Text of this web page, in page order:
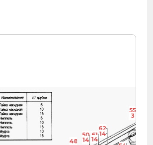
55
50
48
62
61
14 14
14
3